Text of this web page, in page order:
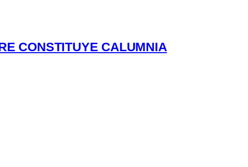
CONSTITUYE CALUMNIA